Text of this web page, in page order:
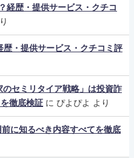
経歴・提供サービス・クチコ
・提供サービス・クチコミ評
セミリタイア戦略」は投資詐
徹底検証 に ぴよぴよ より
に知るべき内容すべてを徹底